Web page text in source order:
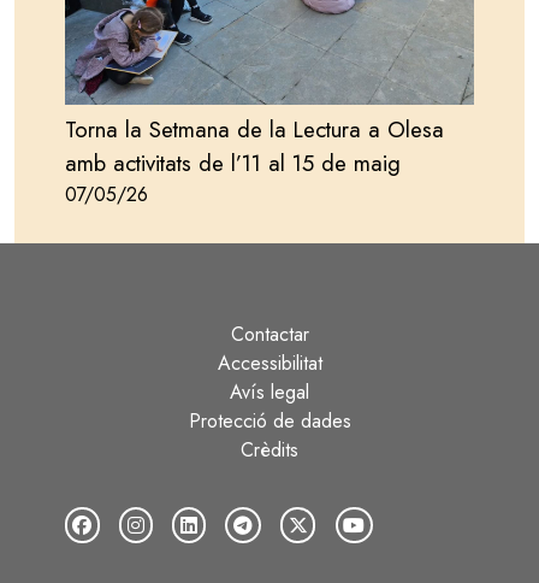
Torna la Setmana de la Lectura a Olesa
amb activitats de l’11 al 15 de maig
07/05/26
Contactar
Accessibilitat
Avís legal
Protecció de dades
Crèdits